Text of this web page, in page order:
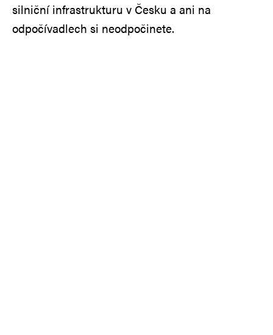
silniční infrastrukturu v Česku a ani na
odpočívadlech si neodpočinete.